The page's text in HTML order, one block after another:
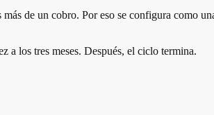
de un cobro. Por eso se configura como
a los tres meses. Después, el ciclo termina.